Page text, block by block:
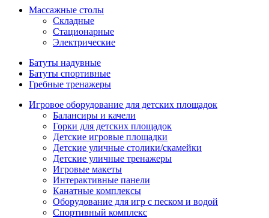
Массажные столы
Складные
Стационарные
Электрические
Батуты надувные
Батуты спортивные
Гребные тренажеры
Игровое оборудование для детских площадок
Балансиры и качели
Горки для детских площадок
Детские игровые площадки
Детские уличные столики/скамейки
Детские уличные тренажеры
Игровые макеты
Интерактивные панели
Канатные комплексы
Оборудование для игр с песком и водой
Спортивный комплекс